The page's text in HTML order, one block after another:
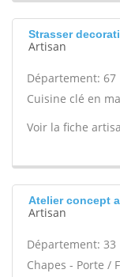
Strasser
Artisan
Département: 67
Cuisine clé en
Voir la fiche
Atelier concept
Artisan
Département: 33
Chapes - Porte /